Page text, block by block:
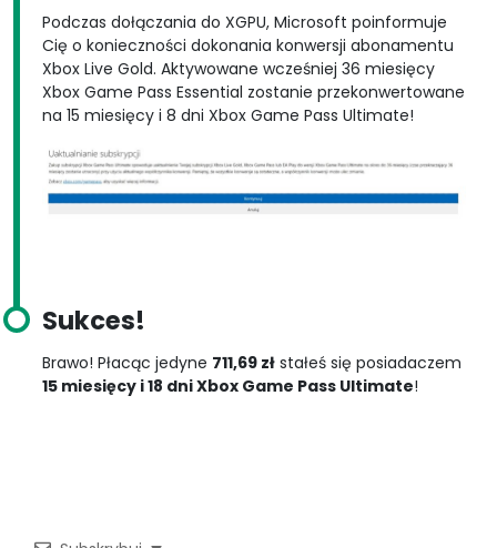
Podczas dołączania do XGPU, Microsoft poinformuje
Cię o konieczności dokonania konwersji abonamentu
Xbox Live Gold. Aktywowane wcześniej 36 miesięcy
Xbox Game Pass Essential zostanie przekonwertowane
na 15 miesięcy i 8 dni Xbox Game Pass Ultimate!
Sukces!
Brawo! Płacąc jedyne 711,69 zł stałeś się posiadaczem
15 miesięcy i 18 dni Xbox Game Pass Ultimate!